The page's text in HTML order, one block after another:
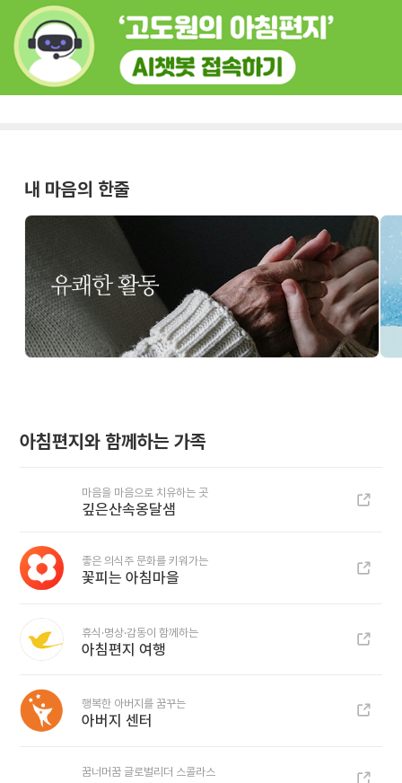
내 마음의 한줄
아침편지와 함께하는 가족
마음을 마음으로 치유하는 곳
깊은산속옹달샘
좋은 의식주 문화를 키워가는
꽃피는 아침마을
휴식·명상·감동이 함께하는
아침편지 여행
행복한 아버지를 꿈꾸는
아버지 센터
꿈너머꿈 글로벌리더 스콜라스